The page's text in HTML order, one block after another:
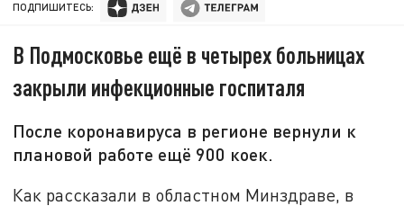
ПОДПИШИТЕСЬ:
В Подмосковье ещё в четырех больницах
закрыли инфекционные госпиталя
После коронавируса в регионе вернули к
плановой работе ещё 900 коек.
Как рассказали в областном Минздраве, в